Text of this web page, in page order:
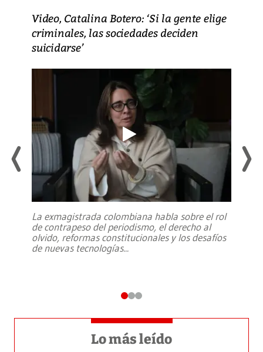
Video, Catalina Botero: ‘Si la gente elige
criminales, las sociedades deciden
suicidarse’
La exmagistrada colombiana habla sobre el rol
de contrapeso del periodismo, el derecho al
olvido, reformas constitucionales y los desafíos
de nuevas tecnologías...
Lo más leído